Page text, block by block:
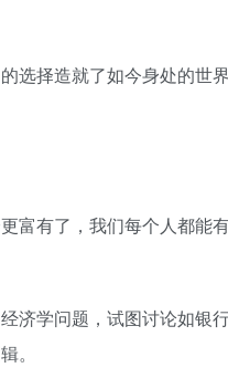
选择造就了如今身处的世
富有了，我们每个人都能
济学问题，试图讨论如银
。